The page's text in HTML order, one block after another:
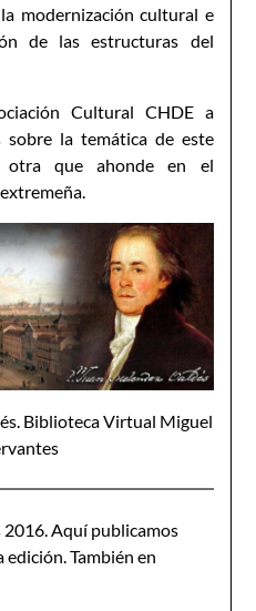
modernización cultural e
de las estructuras del
Cultural CHDE a
sobre la temática de este
otra que ahonde en el
Biblioteca Virtual Miguel
Aquí publicamos
También en